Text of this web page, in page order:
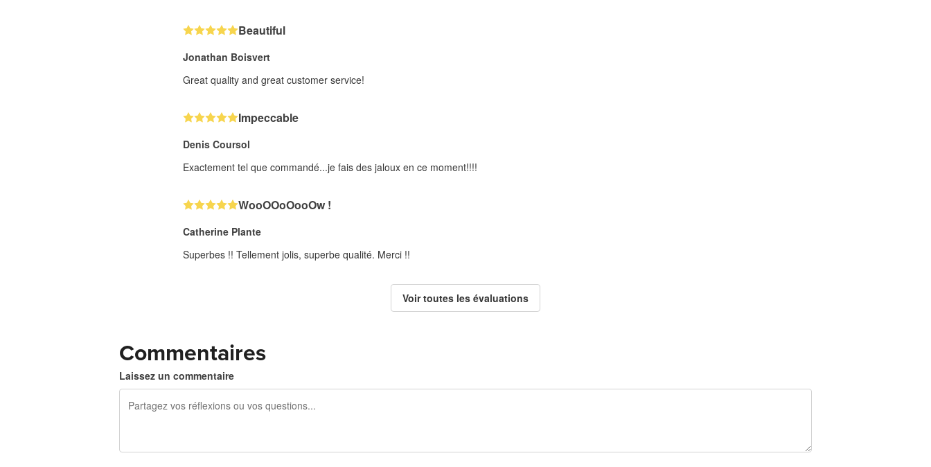
Beautiful
Jonathan Boisvert
Great quality and great customer service!
Impeccable
Denis Coursol
Exactement tel que commandé...je fais des jaloux en ce moment!!!!
WooOOoOooOw !
Catherine Plante
Superbes !! Tellement jolis, superbe qualité. Merci !!
Voir toutes les évaluations
Commentaires
Laissez un commentaire